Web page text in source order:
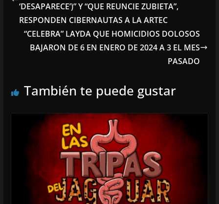
‘DESAPARECE’)” Y “QUE REUNCIE ZUBIETA”,
RESPONDEN CIBERNAUTAS A LA ARTEC
“CELEBRA” LAYDA QUE HOMICIDIOS DOLOSOS
BAJARON DE 6 EN ENERO DE 2024 A 3 EL MES
PASADO
También te puede gustar